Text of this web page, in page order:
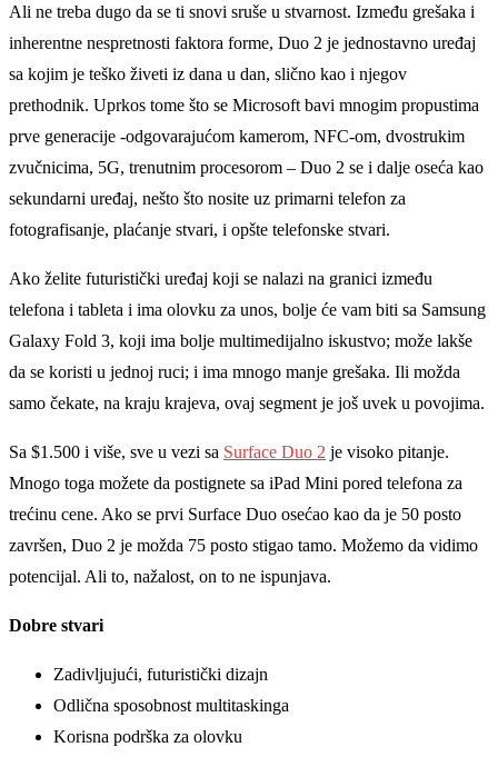
Ali ne treba dugo da se ti snovi sruše u stvarnost. Između grešaka i
inherentne nespretnosti faktora forme, Duo 2 je jednostavno uređaj
sa kojim je teško živeti iz dana u dan, slično kao i njegov
prethodnik. Uprkos tome što se Microsoft bavi mnogim propustima
prve generacije -odgovarajućom kamerom, NFC-om, dvostrukim
zvučnicima, 5G, trenutnim procesorom – Duo 2 se i dalјe oseća kao
sekundarni uređaj, nešto što nosite uz primarni telefon za
fotografisanje, plaćanje stvari, i opšte telefonske stvari.
Ako želite futuristički uređaj koji se nalazi na granici između
telefona i tableta i ima olovku za unos, bolјe će vam biti sa Samsung
Galaxy Fold 3, koji ima bolјe multimedijalno iskustvo; može lakše
da se koristi u jednoj ruci; i ima mnogo manje grešaka. Ili možda
samo čekate, na kraju krajeva, ovaj segment je još uvek u povojima.
Sa $1.500 i više, sve u vezi sa Surface Duo 2 je visoko pitanje.
Mnogo toga možete da postignete sa iPad Mini pored telefona za
trećinu cene. Ako se prvi Surface Duo osećao kao da je 50 posto
završen, Duo 2 je možda 75 posto stigao tamo. Možemo da vidimo
potencijal. Ali to, nažalost, on to ne ispunjava.
Dobre stvari
Zadivlјujući, futuristički dizajn
Odlična sposobnost multitaskinga
Korisna podrška za olovku